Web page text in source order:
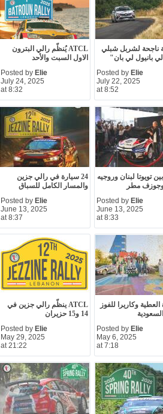
ATCL يُنظّم رالي البترون
الاول السبت والأحد
Posted by Elie
July 24, 2025
at 8:32
ناجحة لشربل شبلي
بانيول لي بان"
Posted by Elie
July 22, 2025
at 8:52
24 سيارة في رالي جزين
والمسار الكامل للسباق
Posted by Elie
June 13, 2025
at 8:37
تويوتا لبنان وروجيه
مطر
Posted by Elie
June 13, 2025
at 8:33
ATCL ينظّم رالي جزين في
14 و15 حزيران
Posted by Elie
May 29, 2025
at 21:22
وكاريرا للفوز
Posted by Elie
May 6, 2025
at 7:18